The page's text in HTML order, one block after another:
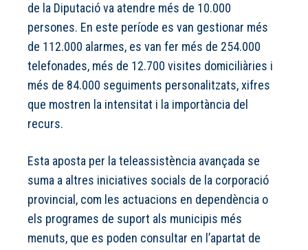
de la Diputació va atendre més de 10.000
persones. En este període es van gestionar més
de 112.000 alarmes, es van fer més de 254.000
telefonades, més de 12.700 visites domiciliàries i
més de 84.000 seguiments personalitzats, xifres
que mostren la intensitat i la importància del
recurs.
Esta aposta per la teleassistència avançada se
suma a altres iniciatives socials de la corporació
provincial, com les actuacions en dependència o
els programes de suport als municipis més
menuts, que es poden consultar en l’apartat de